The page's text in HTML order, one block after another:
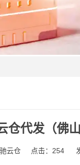
仓代发（佛
云仓 点击：254